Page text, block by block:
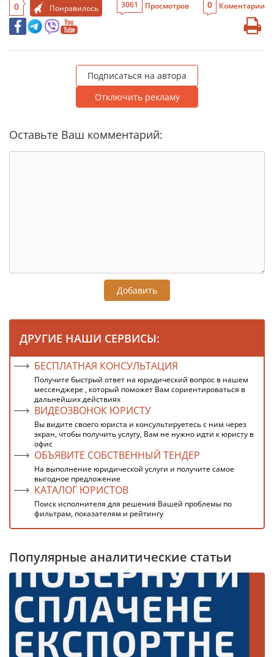
0 Понравилось 3061 Просмотров 0 Коментарии
Подписаться на автора
Отключить рекламу
Оставьте Ваш комментарий:
Добавить
ДРУГИЕ НАШИ СЕРВИСЫ:
БЕСПЛАТНАЯ КОНСУЛЬТАЦИЯ
Получите быстрый ответ на юридический вопрос в нашем
мессенджере , который поможет Вам сориентироваться в
дальнейших действиях
ВИДЕОЗВОНОК ЮРИСТУ
Вы видите своего юриста и консультируетесь с ним через
экран, чтобы получить услугу, Вам не нужно идти к юристу в
офис
ОБЪЯВИТЕ СОБСТВЕННЫЙ ТЕНДЕР
На выполнение юридической услуги и получите самое
выгодное предложение
КАТАЛОГ ЮРИСТОВ
Поиск исполнителя для решения Вашей проблемы по
фильтрам, показателям и рейтингу
Популярные аналитические статьи